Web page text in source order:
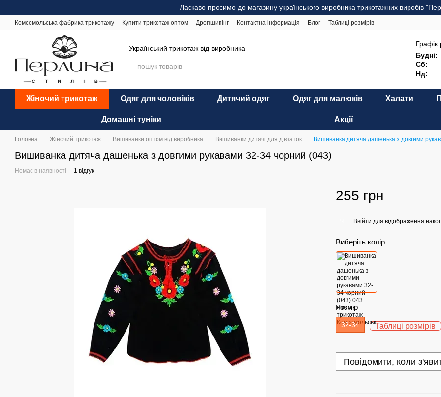
Ласкаво просимо до магазину українського виробника трикотажних виробів
Комсомольська фабрика трикотажу Купити трикотаж оптом Дропшипінг Контактна інформація Блог
Таблиці розмірів
Український трикотаж від виробника
Графік
Будні:
Сб:
Нд:
Жіночий трикотаж Одяг для чоловіків Дитячий одяг Одяг для малюків Халати
Домашні туніки Акції
Головна Жіночий трикотаж Вишиванки оптом від виробника Вишиванки дитячі для дівчаток Вишиванка дитяча дашенька з довгими
Вишиванка дитяча дашенька з довгими рукавами 32-34 чорний (043)
Немає в наявності 1 відгук
255 грн
Ввійти для відображення
Виберіть колір
Розмір
32-34 Таблиці розмірів
Повідомити, коли